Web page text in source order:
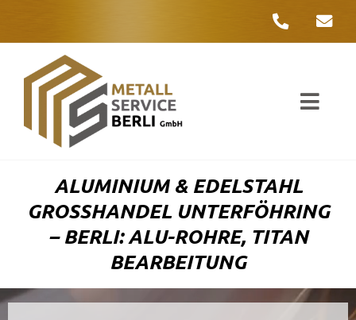
ALUMINIUM & EDELSTAHL
GROSSHANDEL UNTERFÖHRING –
BERLI: ALU-ROHRE, TITAN B
EARBEITUNG